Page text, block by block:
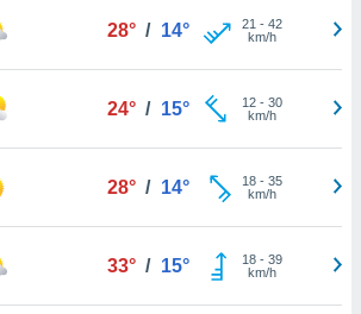
28° / 14° 21 - 42
km/h
24° / 15° 12- 30
km/h
28° / 14° 18- 35
km/h
33° / 15° 18- 39
km/h